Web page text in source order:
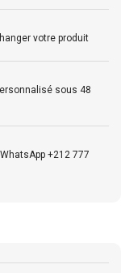
votre produit
sous 48
+212 777